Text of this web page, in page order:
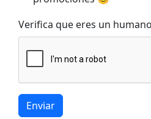
Verifica que eres un humano
Enviar